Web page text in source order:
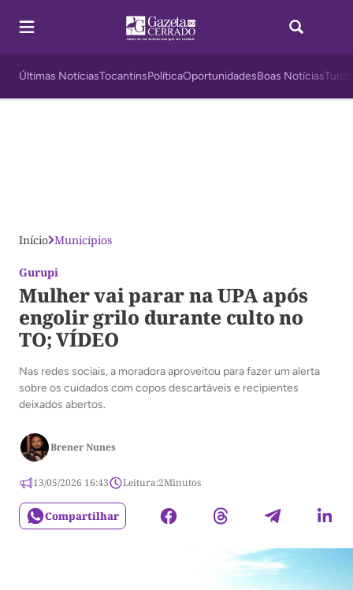
Últimas NotíciasTocantinsPolíticaOportunidadesBoas Notícias
Início Municípios
Gurupi
Mulher vai parar na UPA após
engolir grilo durante culto no
TO; VÍDEO
Nas redes sociais, a moradora aproveitou para fazer um alerta
sobre os cuidados com copos descartáveis e recipientes
deixados abertos.
Brener Nunes
13/05/2026 16:43 Leitura:2Minutos
Compartilhar